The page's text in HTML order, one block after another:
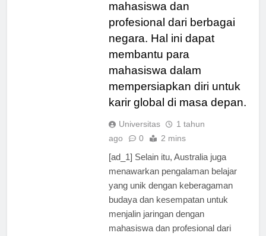
mahasiswa dan
profesional dari berbagai
negara. Hal ini dapat
membantu para
mahasiswa dalam
mempersiapkan diri untuk
karir global di masa depan.
Universitas
1 tahun
ago
0 2 mins
[ad_1] Selain itu, Australia juga
menawarkan pengalaman belajar
yang unik dengan keberagaman
budaya dan kesempatan untuk
menjalin jaringan dengan
mahasiswa dan profesional dari